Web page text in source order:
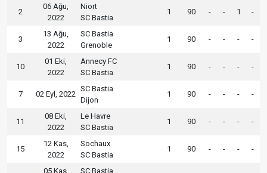
2
06 Ağu,
2022
Niort
SC Bastia
1 90 - - 1 -
3
13 Ağu,
2022
SC Bastia
Grenoble
1 90 - - - -
10
01 Eki,
2022
Annecy FC
SC Bastia
1 90 - - - -
7 02 Eyl, 2022
SC Bastia
Dijon
1 90 - - - -
11
08 Eki,
2022
Le Havre
SC Bastia
1 90 - - - -
15
12 Kas,
2022
Sochaux
SC Bastia
1 90 - - - -
05 Kas,
SC Bastia